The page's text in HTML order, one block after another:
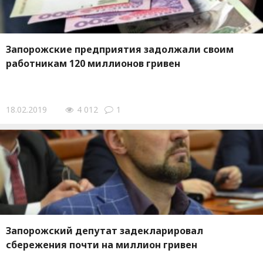
Запорожские предприятия задолжали своим
работникам 120 миллионов гривен
18.02.2019 4 012 1
Запорожский депутат задекларировал
сбережения почти на миллион гривен